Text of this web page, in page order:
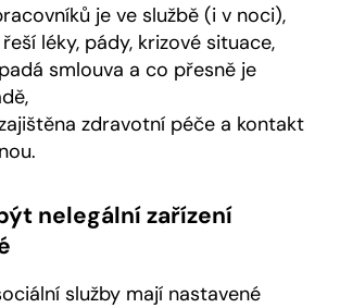
je ve službě (i v noci),
léky, pády, krizové situace,
smlouva a co přesně je
zdravotní péče a kontakt
nelegální zařízení
služby mají nastavené